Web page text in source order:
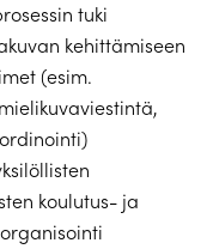
tuki
kehittämiseen
(esim.
koulutus- ja